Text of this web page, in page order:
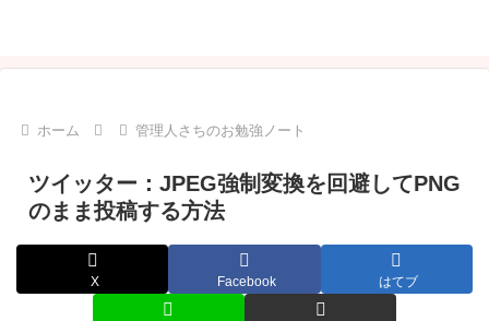
ホーム 管理人さちのお勉強ノート
ツイッター：JPEG強制変換を回避してPNG
のまま投稿する方法
X Facebook はてブ